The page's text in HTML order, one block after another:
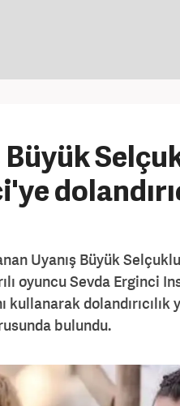
Uyanış Büyük
oyuncu Sevda Erginci
kullanarak dolandırıcılık
bulundu.